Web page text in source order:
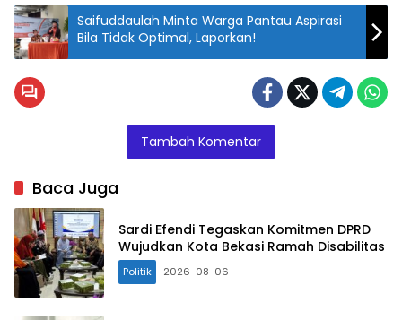
Saifuddaulah Minta Warga Pantau Aspirasi
Bila Tidak Optimal, Laporkan!
Tambah Komentar
Baca Juga
Sardi Efendi Tegaskan Komitmen DPRD
Wujudkan Kota Bekasi Ramah Disabilitas
Politik 2026-08-06